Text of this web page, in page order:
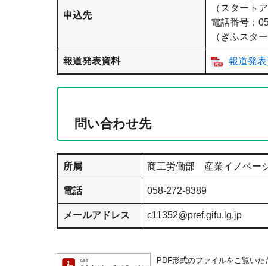
申込先
（スタート
電話番号：
（ぎふスタ
報道発表資料 報道発
問い合わせ先
所属 商工労働部 産業イノベー
電話 058-272-8389
メールアドレス c11352@pref.gifu.lg.jp
PDF形式のファイルをご覧いた